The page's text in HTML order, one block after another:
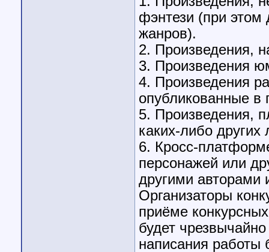
фэнтези (при этом
жанров).
2. Произведения,
3. Произведения
4. Произведения
опубликованные в
5. Произведения,
каких-либо других
6. Кросс-
персонажей или
другими авторами
Организаторы
приёме
будет
написания работы